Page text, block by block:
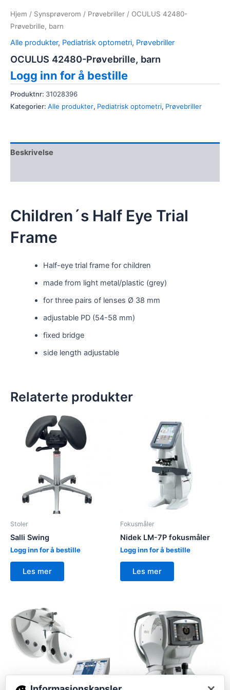
Hjem / Synsprøverom / Prøvebriller / OCULUS 42480-
Prøvebrille, barn
Alle produkter, Pediatrisk optometri, Prøvebriller
OCULUS 42480-Prøvebrille, barn
Logg inn for å bestille
Produktnr: 31028396
Kategorier: Alle produkter, Pediatrisk optometri, Prøvebriller
Beskrivelse
Children´s Half Eye Trial
Frame
Half-eye trial frame for children
made from light metal/plastic (grey)
for three pairs of lenses Ø 38 mm
adjustable PD (54-58 mm)
fixed bridge
side length adjustable
Relaterte produkter
Stoler
Salli Swing
Logg inn for å bestille
Les mer
Fokusmåler
Nidek LM-7P fokusmåler
Logg inn for å bestille
Les mer